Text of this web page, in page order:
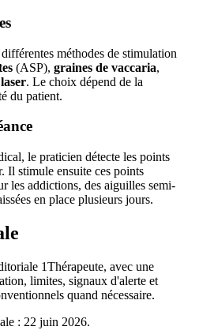
méthodes de stimulation
(ASP), graines de vaccaria,
laser. Le choix dépend de la
du patient.
le praticien détecte les points
Il stimule ensuite ces points
les addictions, des aiguilles semi-
en place plusieurs jours.
1Thérapeute, avec une
limites, signaux d'alerte et
quand nécessaire.
: 22 juin 2026.